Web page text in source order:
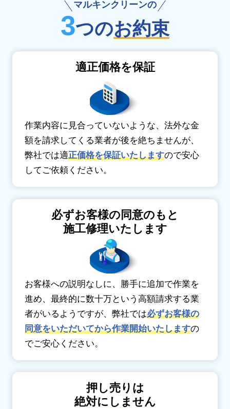
マルキンクリーンの
3つのお約束
適正価格を保証
作業内容に見合っていないような、法外な金
額を請求してくる業者が後を絶ちませんが、
弊社では適正価格を保証いたしますので安心
してご依頼ください。
必ずお客様の同意のもと
施工修理いたします
お客様への説明なしに、勝手に追加で作業を
進め、最終的に数十万という高額請求する業
者がいるようですが、弊社では必ずお客様の
同意をいただいてから作業開始いたしますの
でご安心ください。
押し売りは
絶対にしません